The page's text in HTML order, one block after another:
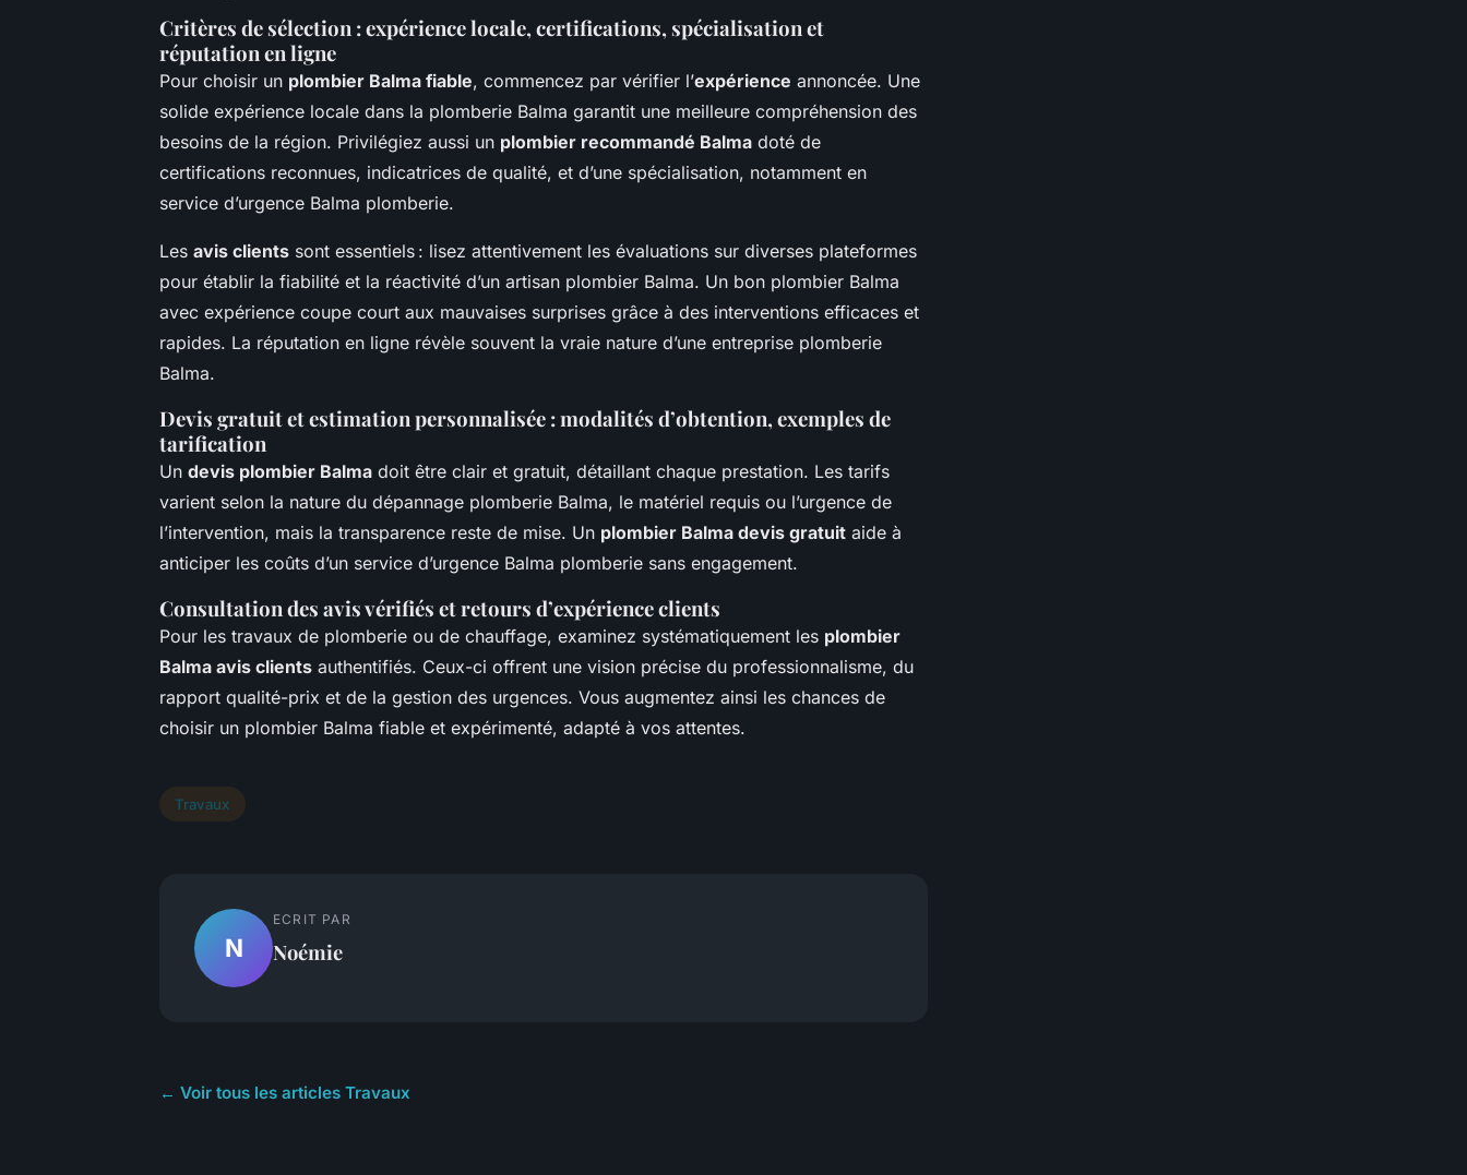
Critères de sélection : expérience locale, certifications, spécialisation et
réputation en ligne
Pour choisir un plombier Balma fiable, commencez par vérifier l’expérience annoncée. Une
solide expérience locale dans la plomberie Balma garantit une meilleure compréhension des
besoins de la région. Privilégiez aussi un plombier recommandé Balma doté de
certifications reconnues, indicatrices de qualité, et d’une spécialisation, notamment en
service d’urgence Balma plomberie.
Les avis clients sont essentiels : lisez attentivement les évaluations sur diverses plateformes
pour établir la fiabilité et la réactivité d’un artisan plombier Balma. Un bon plombier Balma
avec expérience coupe court aux mauvaises surprises grâce à des interventions efficaces et
rapides. La réputation en ligne révèle souvent la vraie nature d’une entreprise plomberie
Balma.
Devis gratuit et estimation personnalisée : modalités d’obtention, exemples de
tarification
Un devis plombier Balma doit être clair et gratuit, détaillant chaque prestation. Les tarifs
varient selon la nature du dépannage plomberie Balma, le matériel requis ou l’urgence de
l’intervention, mais la transparence reste de mise. Un plombier Balma devis gratuit aide à
anticiper les coûts d’un service d’urgence Balma plomberie sans engagement.
Consultation des avis vérifiés et retours d’expérience clients
Pour les travaux de plomberie ou de chauffage, examinez systématiquement les plombier
Balma avis clients authentifiés. Ceux-ci offrent une vision précise du professionnalisme, du
rapport qualité-prix et de la gestion des urgences. Vous augmentez ainsi les chances de
choisir un plombier Balma fiable et expérimenté, adapté à vos attentes.
Travaux
N
ECRIT PAR
Noémie
← Voir tous les articles Travaux